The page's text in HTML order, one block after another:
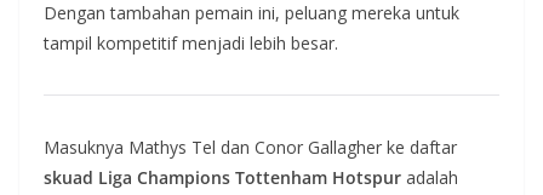
Dengan tambahan pemain ini, peluang mereka untuk
tampil kompetitif menjadi lebih besar.
Masuknya Mathys Tel dan Conor Gallagher ke daftar
skuad Liga Champions Tottenham Hotspur adalah